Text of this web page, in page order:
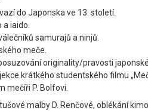
do Japonska ve 13. století.
iaido.
samurajů a ninjů.
meče.
originality/pravosti
krátkého studentského filmu
mečíři P. Bolfovi.
malby D. Renčové, oblékání